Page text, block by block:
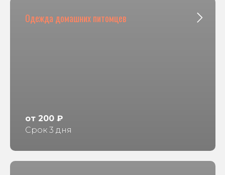
Одежда домашних питомцев
от 200 ₽
Срок 3 дня